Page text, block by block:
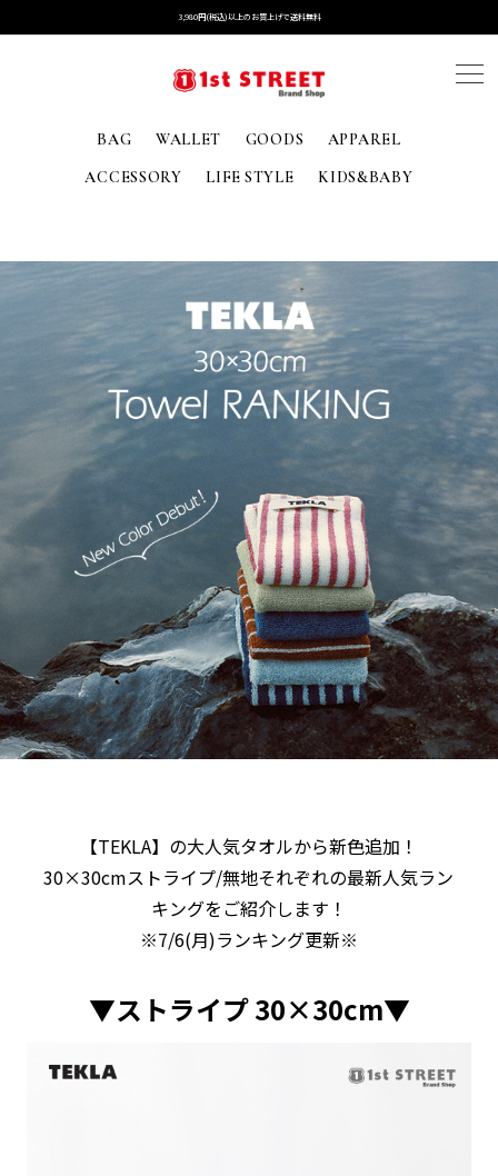
3,980円(税込)以上のお買上げで送料無料
BAG WALLET GOODS
APPAREL
ACCESSORY
LIFE STYLE KIDS&BABY
【TEKLA】の大人気タオルから新色追加！
30×30cmストライプ/無地それぞれの最新人気ラン
キングをご紹介します！
※7/6(月)ランキング更新※
▼ストライプ 30×30cm▼